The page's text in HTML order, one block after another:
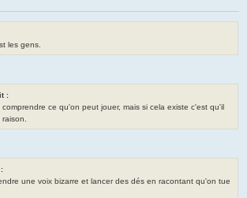
les gens.
:
ce qu'on peut jouer, mais si cela existe c'est qu'il
une voix bizarre et lancer des dés en racontant qu'on tue